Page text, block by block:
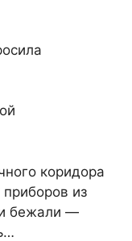
коридора
из
бежали —